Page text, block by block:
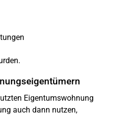
Eigentumswohnung
auch dann nutzen,